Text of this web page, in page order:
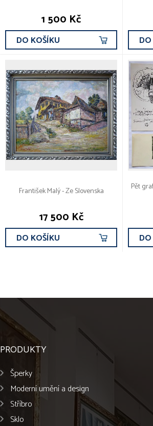
1 500 Kč
DO KOŠÍKU
František Malý - Ze Slovenska
17 500 Kč
DO KOŠÍKU
Pět
PRODUKTY
Šperky
Moderní umění a design
Stříbro
Sklo